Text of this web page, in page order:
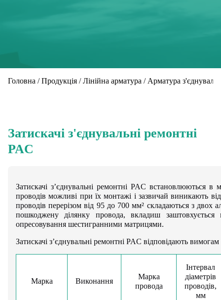
Головна /Продукція /Лінійна арматура / Арматура
Затискачі з'єднувальні ремонтні
PAC
Затискачі з’єднувальні ремонтні PAC встановлюються
проводів можливі при їх монтажі і зазвичай виникають
проводів перерізом від 95 до 700 мм² складаються з двох
пошкоджену ділянку провода, вкладиш
опресовування шестигранними матрицями.
Затискачі з’єднувальні ремонтні PAC відповідають
Марка Виконання
Марка
провода
Інтервал
діаметрів
проводів,
мм